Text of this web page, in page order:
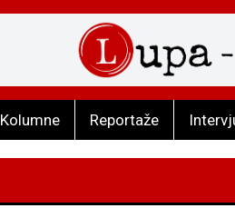
Kolumne Reportaže